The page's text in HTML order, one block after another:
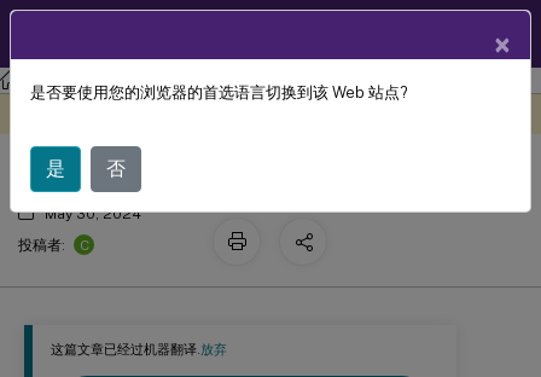
Linux 虚拟投递代理 Linux Virtual Delivery Agent 2203 LTSR
这篇文章已经过机器翻译.放弃
手动安装 Linux VDA
May 30, 2024
投稿者:
C
×
是否要使用您的浏览器的首选语言切换到该 Web 站点?
是 否